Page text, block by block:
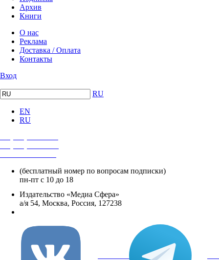
Архив
Книги
О нас
Реклама
Доставка / Оплата
Контакты
Вход
RU
EN
RU
(бесплатный номер по вопросам подписки)
пн-пт с 10 до 18
Издательство «Медиа Сфера»
а/я 54, Москва, Россия, 127238
вКонтакте